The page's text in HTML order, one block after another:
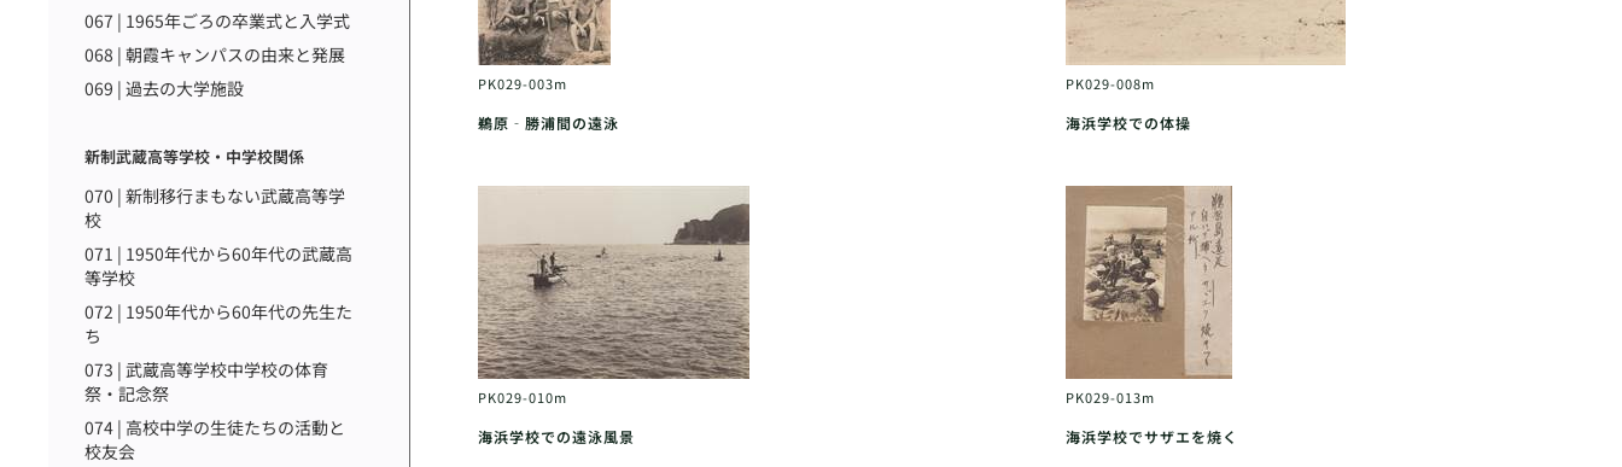
067 | 1965年ごろの卒業式と入学式
068 | 朝霞キャンパスの由来と発展
069 | 過去の大学施設
新制武蔵高等学校・中学校関係
070 | 新制移行まもない武蔵高等学
校
071 | 1950年代から60年代の武蔵高
等学校
072 | 1950年代から60年代の先生た
ち
073 | 武蔵高等学校中学校の体育
祭・記念祭
074 | 高校中学の生徒たちの活動と
校友会
PK029-003m
鵜原‐勝浦間の遠泳
PK029-008m
海浜学校での体操
PK029-010m
海浜学校での遠泳風景
PK029-013m
海浜学校でサザエを焼く